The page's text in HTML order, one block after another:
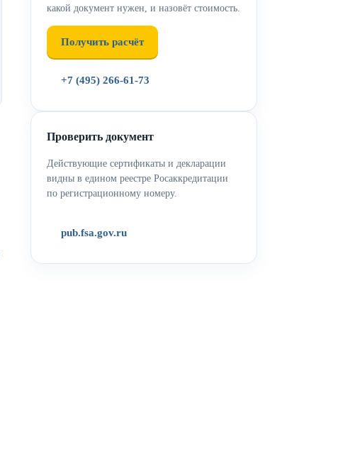
какой документ нужен, и назовёт стоимость.
Получить расчёт
+7 (495) 266-61-73
Проверить документ
Действующие сертификаты и декларации
видны в едином реестре Росаккредитации
по регистрационному номеру.
pub.fsa.gov.ru